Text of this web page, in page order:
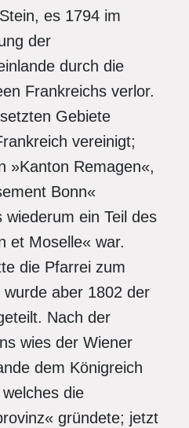
es 1794 im
der
durch die
Frankreichs verlor.
Gebiete
vereinigt;
»Kanton Remagen«,
Bonn«
ein Teil des
et Moselle« war.
die Pfarrei zum
aber 1802 der
Nach der
wies der Wiener
dem Königreich
die
gründete; jetzt